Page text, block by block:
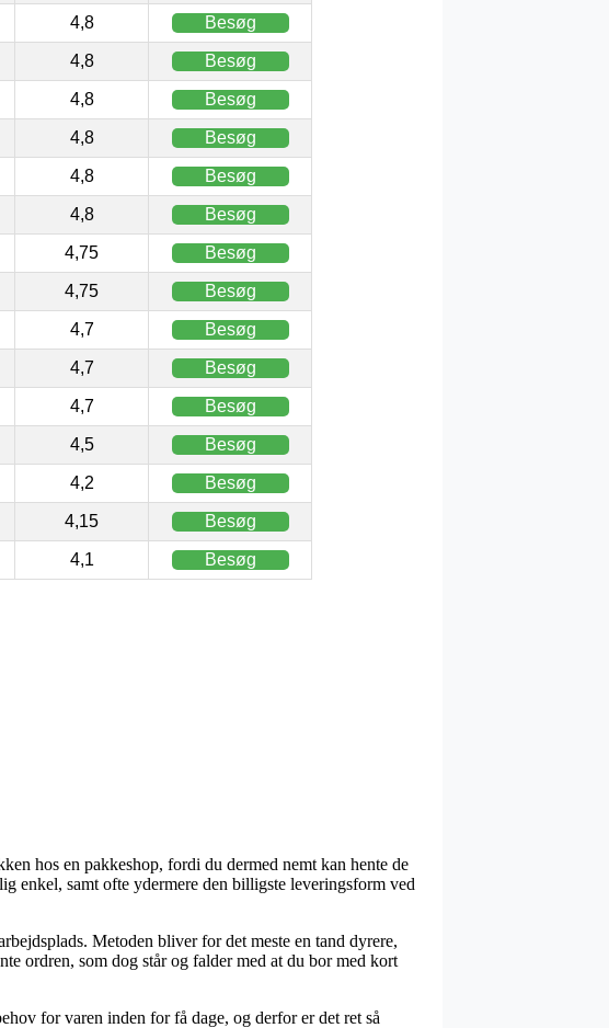
4,8 Besøg
4,8 Besøg
4,8 Besøg
4,8 Besøg
4,8 Besøg
4,8 Besøg
4,75 Besøg
4,75 Besøg
4,7 Besøg
4,7 Besøg
4,7 Besøg
4,5 Besøg
4,2 Besøg
4,15 Besøg
4,1 Besøg
hos en pakkeshop, fordi du dermed nemt kan hente de
enkel, samt ofte ydermere den billigste leveringsform ved
Metoden bliver for det meste en tand dyrere,
ordren, som dog står og falder med at du bor med kort
for varen inden for få dage, og derfor er det ret så